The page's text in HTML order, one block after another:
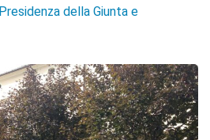
Presidenza della Giunta e